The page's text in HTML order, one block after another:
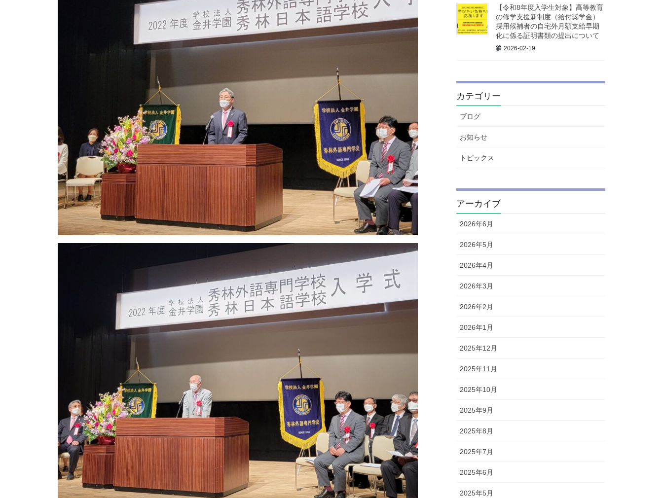
【令和8年度入学生対象】高等教育
の修学支援新制度（給付奨学金）
採用候補者の自宅外月額支給早期
化に係る証明書類の提出について
2026-02-19
カテゴリー
ブログ
お知らせ
トピックス
アーカイブ
2026年6月
2026年5月
2026年4月
2026年3月
2026年2月
2026年1月
2025年12月
2025年11月
2025年10月
2025年9月
2025年8月
2025年7月
2025年6月
2025年5月